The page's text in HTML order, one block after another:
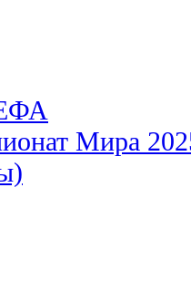
Мира